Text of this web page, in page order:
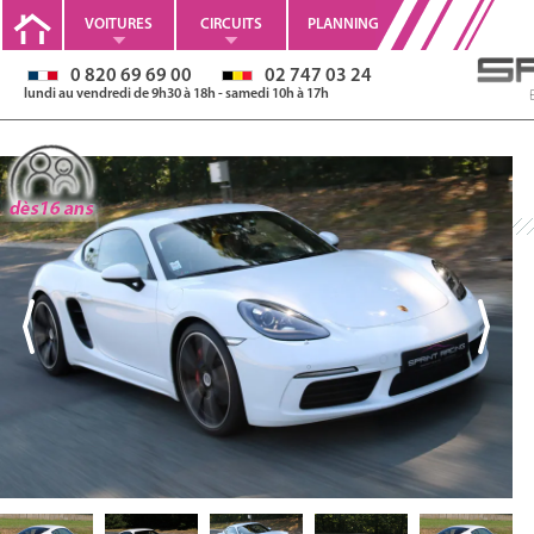
VOITURES CIRCUITS PLANNING
0 820 69 69 00 02 747 03 24
lundi au vendredi de 9h30 à 18h - samedi 10h à 17h